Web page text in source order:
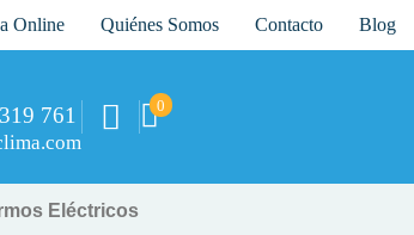
Online Quiénes Somos Contacto Blog
761 0
Eléctricos